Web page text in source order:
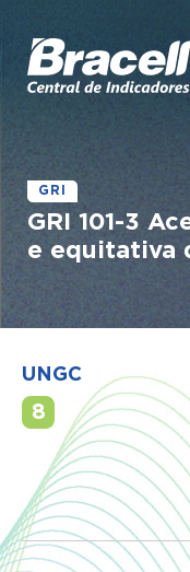
GRI
GRI 101-3
e equitativa
UNGC
8